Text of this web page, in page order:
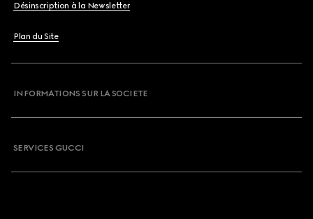
Désinscription à la Newsletter
Plan du Site
INFORMATIONS SUR LA SOCIETE
SERVICES GUCCI